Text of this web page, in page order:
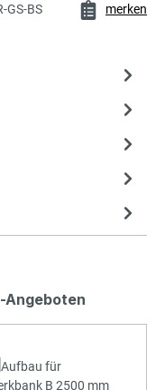
GS-BS merken
Angeboten